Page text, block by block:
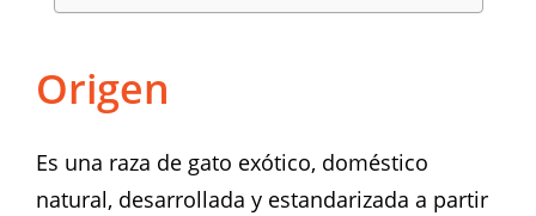
Origen
Es una raza de gato exótico, doméstico
natural, desarrollada y estandarizada a partir